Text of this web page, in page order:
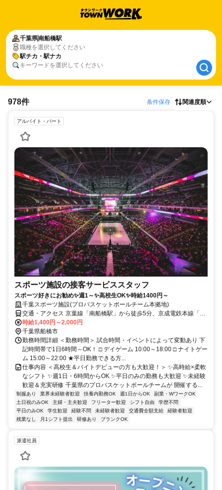
千葉県南船橋駅
職種を選択してください
駅チカ・駅ナカ
キーワードを選択してください
千葉県南船橋駅
駅チカ・駅ナカ
978件 条件保存 関連度順
アルバイト・パート
スポーツ施設の接客サービススタッフ
スポーツ好きにお勧め✨週1～✨高校生OK✨時給1400円～
千葉スポーツ施設(プロバスケットボールチーム本拠地)
交通・アクセス 京葉線「南船橋駅」から徒歩5分、京成電鉄本線「大
神宮下駅」から徒歩17分、京成電鉄本線「船橋競馬場駅」から徒歩
18分
時給1,400円～2,000円
千葉県船橋市
勤務時間詳細 ＜勤務時間＞ 試合時間・イベントによって変動あり 下
記時間帯で1日6時間～OK！ □ デイゲーム 10:00～18:00 □ ナイトゲー
ム 15:00～22:00 ★平日勤務できる方...
仕事内容 ＜高校生＆バイトデビューの方も大歓迎！＞ ✨高時給×柔軟
なシフト ✨週1日・6時間からOK ✨平日のみの勤務も大歓迎 ✨未経験
歓迎＆充実研修 千葉県のプロバスケットボールチームが 開催する...
制服あり 業界未経験者歓迎 扶養内勤務OK 週1日からOK
副業・WワークOK
土日祝のみOK
主婦・主夫歓迎 フリーター歓迎 シフト自由
学歴不問
平日のみOK
学生歓迎 経験不問 未経験者歓迎 交通費全額支給
経験者歓迎
残業なし
月1シフト提出 研修あり ブランクOK
派遣社員